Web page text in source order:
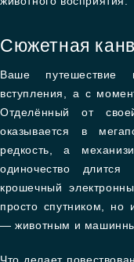
Сюжетная
Ваше путешествие
вступления, а с
Отделённый от
оказывается в
редкость, а
одиночество длится
крошечный
просто спутником,
— животным и